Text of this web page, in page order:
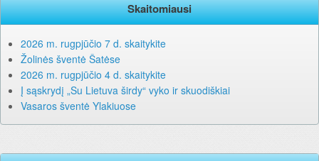
Skaitomiausi
2026 m. rugpjūčio 7 d. skaitykite
Žolinės šventė Šatėse
2026 m. rugpjūčio 4 d. skaitykite
Į sąskrydį „Su Lietuva širdy“ vyko ir skuodiškiai
Vasaros šventė Ylakiuose